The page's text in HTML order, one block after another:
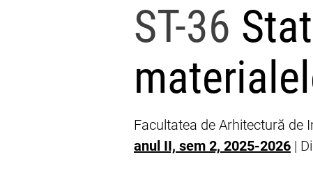
ST-36
Facultatea de Arhitectură de
anul II, sem 2, 2025-2026 |